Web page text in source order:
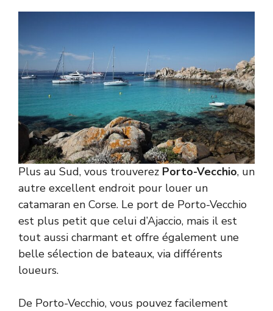
Plus au Sud, vous trouverez Porto-Vecchio, un
autre excellent endroit pour louer un
catamaran en Corse. Le port de Porto-Vecchio
est plus petit que celui d’Ajaccio, mais il est
tout aussi charmant et offre également une
belle sélection de bateaux, via différents
loueurs.
De Porto-Vecchio, vous pouvez facilement